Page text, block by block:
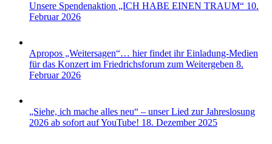
Unsere Spendenaktion „ICH HABE EINEN TRAUM“ 10.
Februar 2026
Apropos „Weitersagen“… hier findet ihr Einladung-Medien
für das Konzert im Friedrichsforum zum Weitergeben 8.
Februar 2026
„Siehe, ich mache alles neu“ – unser Lied zur Jahreslosung
2026 ab sofort auf YouTube! 18. Dezember 2025